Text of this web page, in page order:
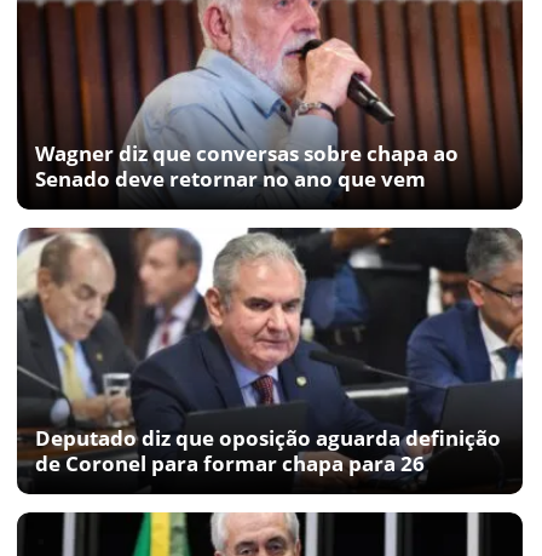
Wagner diz que conversas sobre chapa ao
Senado deve retornar no ano que vem
Deputado diz que oposição aguarda definição
de Coronel para formar chapa para 26